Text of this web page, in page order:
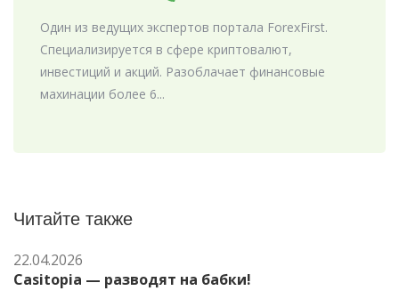
Один из ведущих экспертов портала ForexFirst.
Специализируется в сфере криптовалют,
инвестиций и акций. Разоблачает финансовые
махинации более 6...
Читайте также
22.04.2026
Casitopia — разводят на бабки!